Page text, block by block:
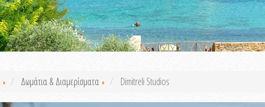
Δωμάτια & Διαμερίσματα Dimitreli Studios